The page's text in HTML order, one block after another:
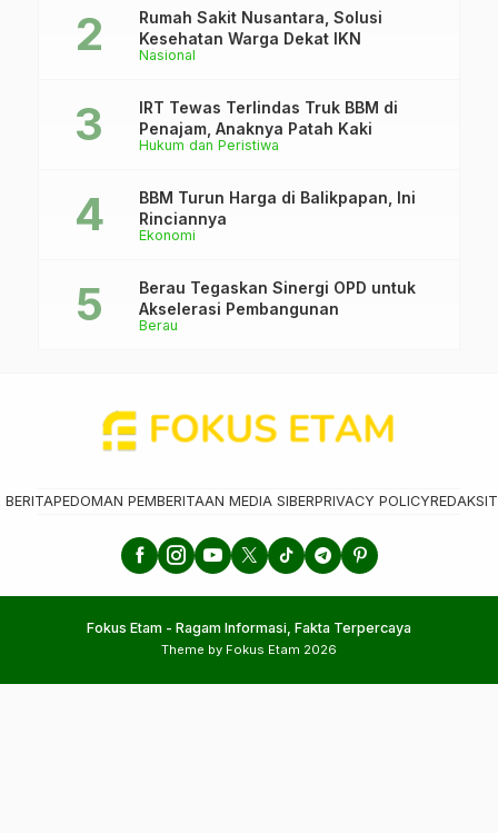
Nasional
Rumah Sakit Nusantara, Solusi
Kesehatan Warga Dekat IKN
Hukum dan Peristiwa
IRT Tewas Terlindas Truk BBM di
Penajam, Anaknya Patah Kaki
Ekonomi
BBM Turun Harga di Balikpapan, Ini
Rinciannya
Berau
Berau Tegaskan Sinergi OPD untuk
Akselerasi Pembangunan
BERITAPEDOMAN PEMBERITAAN MEDIA SIBERPRIVACY POLICYREDAKSI
Fokus Etam - Ragam Informasi, Fakta Terpercaya
Theme by Fokus Etam 2026